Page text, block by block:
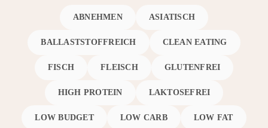
ABNEHMEN ASIATISCH
BALLASTSTOFFREICH CLEAN EATING
FISCH FLEISCH GLUTENFREI
HIGH PROTEIN LAKTOSEFREI
LOW BUDGET LOW CARB LOW FAT